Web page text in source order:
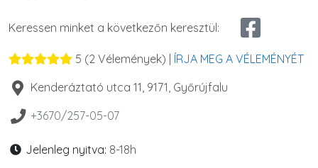
Keressen minket a következőn keresztül:
5 (2 Vélemények) | ÍRJA MEG A VÉLEMÉNYÉT
Kenderáztató utca 11 9171 Győrújfalu
+3670/257-05-07
Jelenleg nyitva: 8-18h